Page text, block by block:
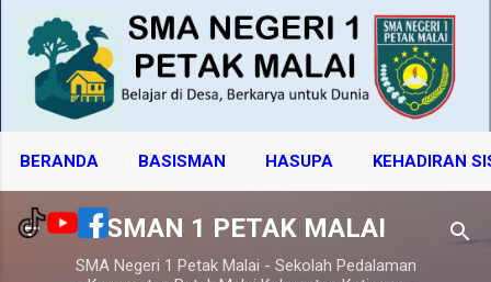
BERANDA BASISMAN HASUPA KEHADIRAN
Langsung ke konten utama
SMAN 1 PETAK MALAI
SMA Negeri 1 Petak Malai - Sekolah Pedalaman